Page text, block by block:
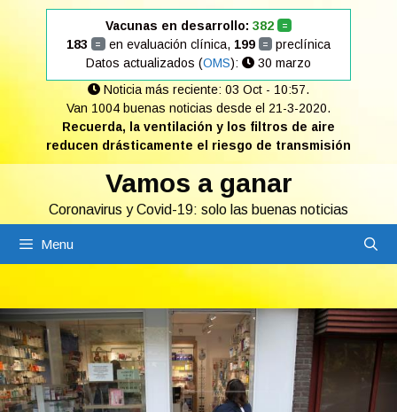
Vacunas en desarrollo: 382 =
183 = en evaluación clínica, 199 = preclínica
Datos actualizados (OMS):
30 marzo
Noticia más reciente: 03 Oct - 10:57.
Van 1004 buenas noticias desde el 21-3-2020.
Recuerda, la ventilación y los filtros de aire
reducen drásticamente el riesgo de transmisión
Vamos a ganar
Coronavirus y Covid-19: solo las buenas noticias
Menu